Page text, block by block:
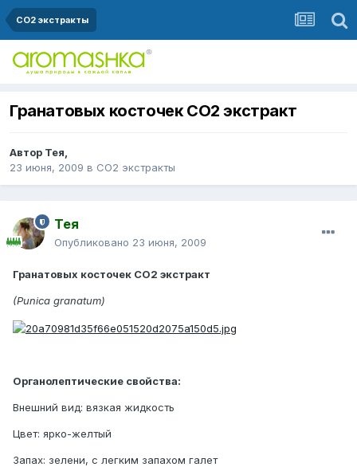
СО2 экстракты
Гранатовых косточек СО2 экстракт
Автор Тея,
23 июня, 2009 в СО2 экстракты
Тея
Опубликовано 23 июня, 2009
Гранатовых косточек СО2 экстракт
(Punica granatum)
Органолептические свойства:
Внешний вид: вязкая жидкость
Цвет: ярко-желтый
Запах: зелени, с легким запахом галет